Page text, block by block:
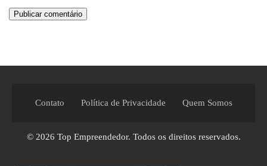
Contato Política de Privacidade Quem Somos
© 2026 Top Empreendedor. Todos os direitos reservados.